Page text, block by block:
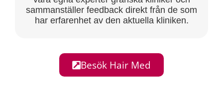
sammanställer feedback direkt från de som
har erfarenhet av den aktuella kliniken.
Besök Hair Med